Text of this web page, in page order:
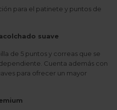
para el patinete y puntos de
suave
de 5 puntos y correas que se
Cuenta además con
para ofrecer un mayor